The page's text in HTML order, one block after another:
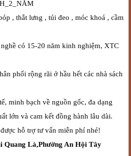
, thắt lưng , túi đeo , móc khoá , cầm
có 15-20 năm kinh nghiệm, XTC
phối rộng rãi ở hầu hết các nhà sách
minh bạch về nguồn gốc, đa dạng
lớn và cam kết đồng hành lâu dài.
hỗ trợ tư vấn miễn phí nhé!
Quang Là,Phường An Hội Tây